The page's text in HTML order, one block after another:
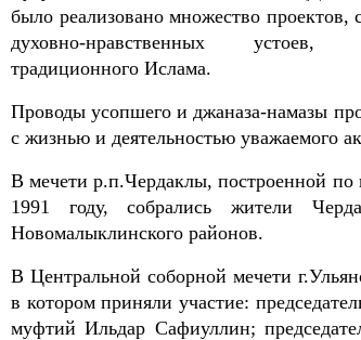
было реализовано множество
духовно-нравственных устоев,
традиционного Ислама.
Проводы усопшего и джаназа-намазы
с жизнью и деятельностью уважаемого
В мечети р.п.Чердаклы, построенной по
1991 году, собрались жители
Новомалыклинского районов.
В Центральной соборной мечети
в котором приняли участие:
муфтий Ильдар Сафиуллин;